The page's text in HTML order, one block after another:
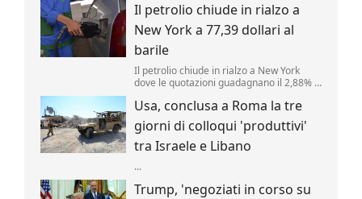
speranze di progressi in campo medico
ma sollevando al contempo la
preoccupante possibilità che, un giorno,
tale tecnologia poss...
Il petrolio chiude in rialzo a
New York a 77,39 dollari al
barile
Il petrolio chiude in rialzo a New York
dove le quotazioni guadagnano il 2,88% a
Usa, conclusa a Roma la tre
giorni di colloqui 'produttivi'
tra Israele e Libano
...
Trump, 'negoziati in corso su